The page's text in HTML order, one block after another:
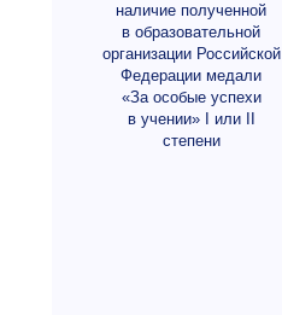
наличие полученной
в образовательной
организации Российской
Федерации медали
«За особые успехи
в учении» I или II
степени